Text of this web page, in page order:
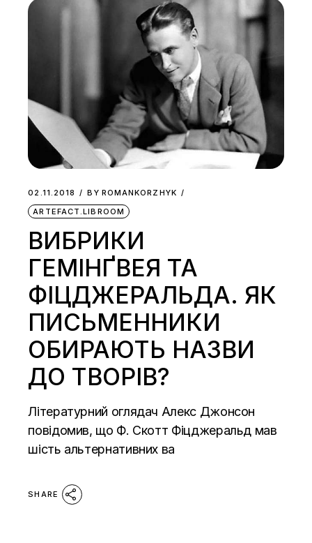
02.11.2018 BY ROMANKORZHYK
ARTEFACT.LIBROOM
ВИБРИКИ
ГЕМІНҐВЕЯ ТА
ФІЦДЖЕРАЛЬДА. ЯК
ПИСЬМЕННИКИ
ОБИРАЮТЬ НАЗВИ
ДО ТВОРІВ?
Літературний оглядач Алекс Джонсон
повідомив, що Ф. Скотт Фіцджеральд мав
шість альтернативних ва
SHARE